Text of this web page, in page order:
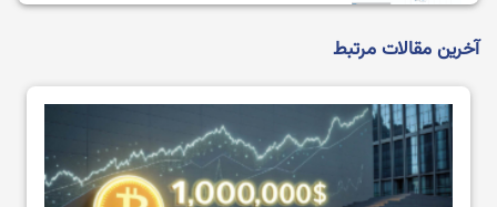
کارگزار ناظر کیست و چگونه میتوانیم آن را تغییر دهیم؟
آخرین مقالات مرتبط